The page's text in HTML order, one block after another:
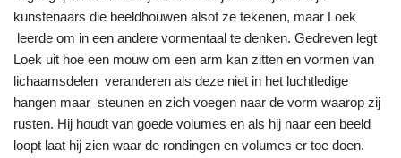
kunstenaars die beeldhouwen alsof ze tekenen, maar Loek
leerde om in een andere vormentaal te denken. Gedreven legt
Loek uit hoe een mouw om een arm kan zitten en vormen van
lichaamsdelen veranderen als deze niet in het luchtledige
hangen maar steunen en zich voegen naar de vorm waarop zij
rusten. Hij houdt van goede volumes en als hij naar een beeld
loopt laat hij zien waar de rondingen en volumes er toe doen.